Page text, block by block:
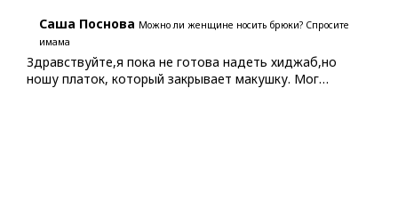
Саша Поснова Можно ли женщине носить брюки? Спросите
имама
Здравствуйте,я пока не готова надеть хиджаб,но
ношу платок, который закрывает макушку. Мог…